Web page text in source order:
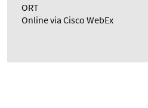
ORT
Online via Cisco WebEx